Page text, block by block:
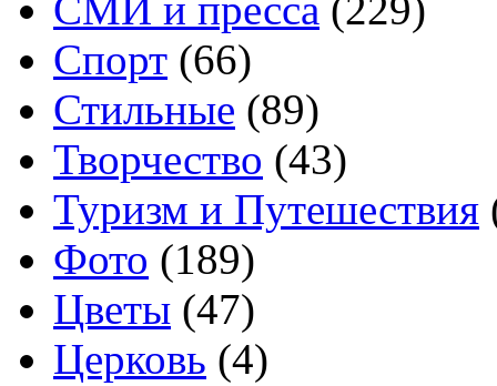
СМИ и пресса (229)
Спорт (66)
Стильные (89)
Творчество (43)
Туризм и Путешествия
Фото (189)
Цветы (47)
Церковь (4)